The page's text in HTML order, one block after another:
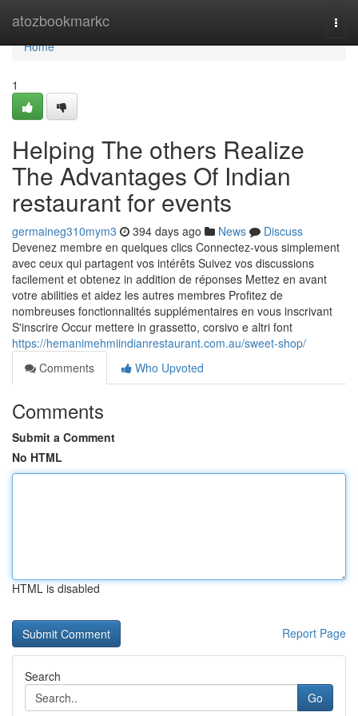
atozbookmarkc
Home
Home
1
Helping The others Realize
The Advantages Of Indian
restaurant for events
germaineg310mym3 394 days ago News
Discuss
Devenez membre en quelques clics Connectez-vous simplement
avec ceux qui partagent vos intérêts Suivez vos discussions
facilement et obtenez in addition de réponses Mettez en avant
votre abilities et aidez les autres membres Profitez de
nombreuses fonctionnalités supplémentaires en vous inscrivant
S'inscrire Occur mettere in grassetto, corsivo e altri font
https://hemanimehmiindianrestaurant.com.au/sweet-shop/
Comments
Who Upvoted
Comments
Submit a Comment
No HTML
HTML is disabled
Report Page
Search
Go